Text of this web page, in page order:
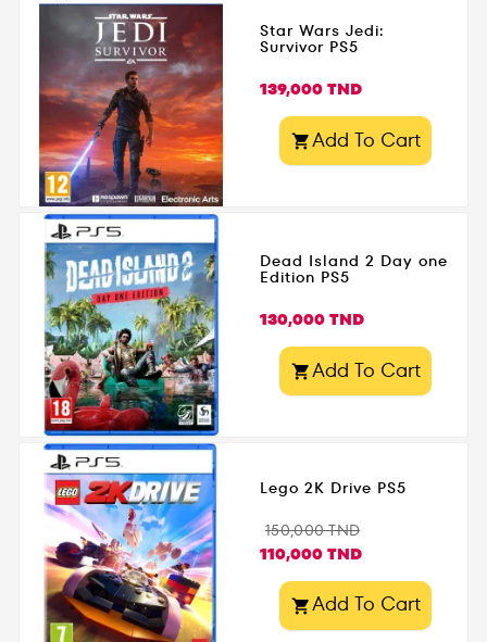
Star Wars Jedi:
Survivor PS5
Prix
139,000 TND
Add To Cart
Dead Island 2 Day one
Edition PS5
Prix
130,000 TND
Add To Cart
Lego 2K Drive PS5
Prix
de
150,000 TND
110,000 TND
Add To Cart